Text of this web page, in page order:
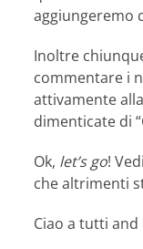
aggiungeremo
Inoltre
commentare i
attivamente
dimenticate di
Ok, let’s go!
che altrimenti
Ciao a tutti and